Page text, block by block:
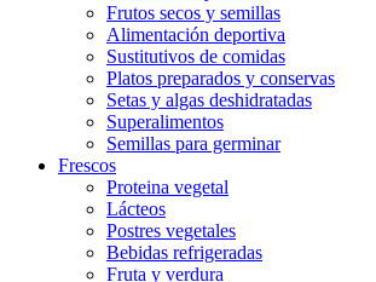
Frutos secos y semillas
Alimentación deportiva
Sustitutivos de comidas
Platos preparados y conservas
Setas y algas deshidratadas
Superalimentos
Semillas para germinar
Frescos
Proteina vegetal
Lácteos
Postres vegetales
Bebidas refrigeradas
Fruta y verdura